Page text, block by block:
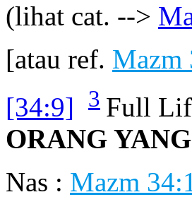
(lihat cat. -->
[atau ref. Mazm
[34:9]
3 Full
ORANG
Nas : Mazm